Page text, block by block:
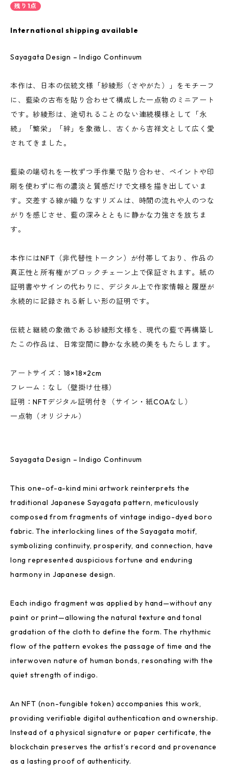
残り1点
International shipping available
Sayagata Design – Indigo Continuum
本作は、日本の伝統文様「紗綾形（さやがた）」をモチーフ
に、藍染の古布を貼り合わせて構成した一点物のミニアート
です。紗綾形は、途切れることのない連続模様として「永
続」「繁栄」「絆」を象徴し、古くから吉祥文として広く愛
されてきました。
藍染の端切れを一枚ずつ手作業で貼り合わせ、ペイントや印
刷を使わずに布の濃淡と質感だけで文様を描き出していま
す。交差する線が織りなすリズムは、時間の流れや人のつな
がりを感じさせ、藍の深みとともに静かな力強さを放ちま
す。
本作にはNFT（非代替性トークン）が付帯しており、作品の
真正性と所有権がブロックチェーン上で保証されます。紙の
証明書やサインの代わりに、デジタル上で作家情報と履歴が
永続的に記録される新しい形の証明です。
伝統と継続の象徴である紗綾形文様を、現代の藍で再構築し
たこの作品は、日常空間に静かな永続の美をもたらします。
アートサイズ：18×18×2cm
フレーム：なし（壁掛け仕様）
証明：NFTデジタル証明付き（サイン・紙COAなし）
一点物（オリジナル）
Sayagata Design – Indigo Continuum
This one-of-a-kind mini artwork reinterprets the
traditional Japanese Sayagata pattern, meticulously
composed from fragments of vintage indigo-dyed boro
fabric. The interlocking lines of the Sayagata motif,
symbolizing continuity, prosperity, and connection, have
long represented auspicious fortune and enduring
harmony in Japanese design.
Each indigo fragment was applied by hand—without any
paint or print—allowing the natural texture and tonal
gradation of the cloth to define the form. The rhythmic
flow of the pattern evokes the passage of time and the
interwoven nature of human bonds, resonating with the
quiet strength of indigo.
An NFT (non-fungible token) accompanies this work,
providing verifiable digital authentication and ownership.
Instead of a physical signature or paper certificate, the
blockchain preserves the artist’s record and provenance
as a lasting proof of authenticity.